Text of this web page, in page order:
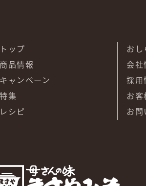
トップ
商品情報
キャンペーン
特集
レシピ
お
会
採用
お
お